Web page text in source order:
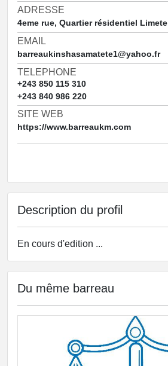
ADRESSE
4eme rue, Quartier résidentiel Limete
EMAIL
barreaukinshasamatete1@yahoo.fr
TELEPHONE
+243 850 115 310
+243 840 986 220
SITE WEB
https://www.barreaukm.com
Description du profil
En cours d'edition ...
Du même barreau